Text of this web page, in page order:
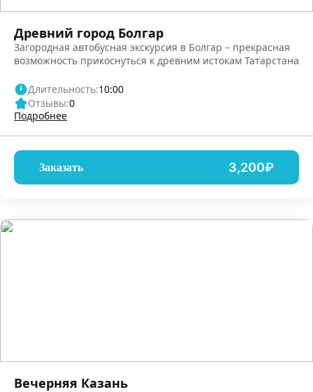
Древний город Болгар
Загородная автобусная экскурсия в Болгар – прекрасная
возможность прикоснуться к древним истокам Татарстана
Длительность:10:00
Отзывы:0
Подробнее
Заказать 3,200₽
Вечерняя Казань